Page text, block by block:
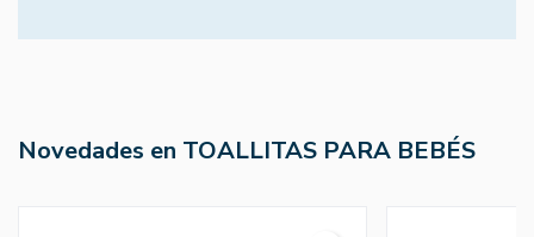
Novedades en TOALLITAS PARA BEBÉS